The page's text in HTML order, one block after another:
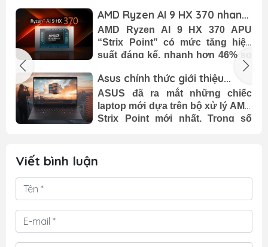
AMD Ryzen AI 9 HX 370 nhanh
hơn đến 46% so với Ryzen 9
và Core Ultra 9
AMD Ryzen AI 9 HX 370 APU
“Strix Point” có mức tăng hiệu
suất đáng kể, nhanh hơn 46% so
với Ryzen 9 8945HS và nhanh
hơn 38% so với Intel Core Ultra 9
185H trong bài kiểm tra
Cinebench.
Asus chính thức giới thiệu
laptop AMD Ryzen AI 300 giá
khởi điểm từ 1.399$
ASUS đã ra mắt những chiếc
laptop mới dựa trên bộ xử lý AMD
Strix Point mới nhất. Trong số
trong những CPU dựa trên kiến
Viết bình luận